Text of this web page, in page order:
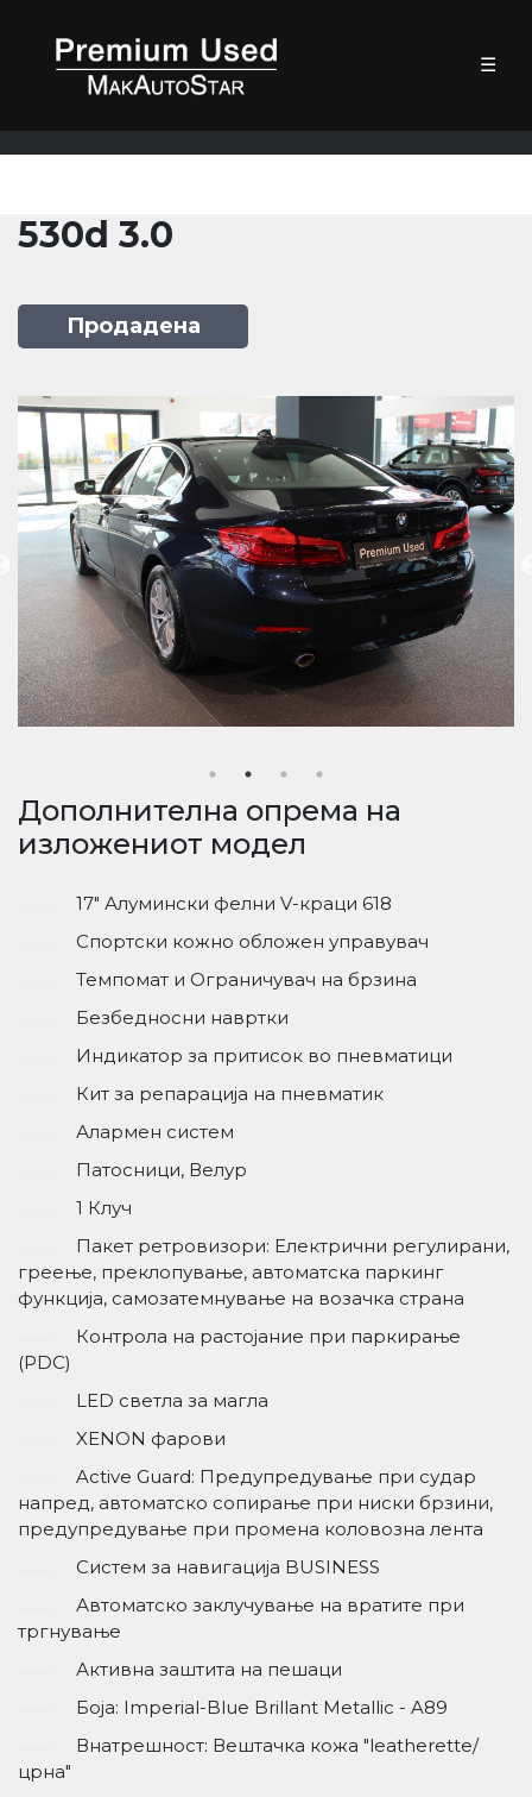
☰
530d 3.0
Продадена
Дополнителна опрема на
изложениот модел
17" Алумински фелни V-краци 618
Спортски кожно обложен управувач
Темпомат и Ограничувач на брзина
Безбедносни навртки
Индикатор за притисок во пневматици
Кит за репарација на пневматик
Алармен систем
Патосници, Велур
1 Клуч
Пакет ретровизори: Електрични регулирани,
греење, преклопување, автоматска паркинг
функција, самозатемнување на возачка страна
Контрола на растојание при паркирање
(PDC)
LED светла за магла
XENON фарови
Active Guard: Предупредување при судар
напред, автоматско сопирање при ниски брзини,
предупредување при промена коловозна лента
Систем за навигација BUSINESS
Автоматско заклучување на вратите при
тргнување
Активна заштита на пешаци
Боја: Imperial-Blue Brillant Metallic - A89
Внатрешност: Вештачка кожа "leatherette/
црна"